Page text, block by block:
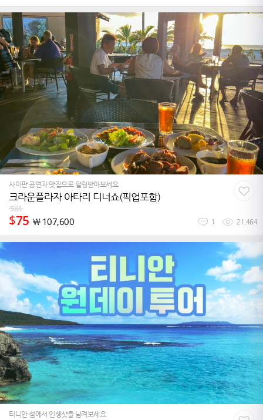
사이판 공연과 맛집으로 힐링받아보세요
크라운플라자 아타리 디너쇼(픽업포함)
$84
$75 ￦ 107,600 1 21,464
티니안 섬에서 인생샷을 남겨보세요